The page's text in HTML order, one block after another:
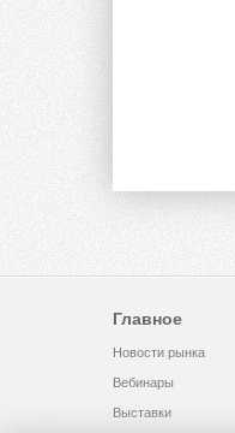
Главное
Новости рынка
Вебинары
Выставки